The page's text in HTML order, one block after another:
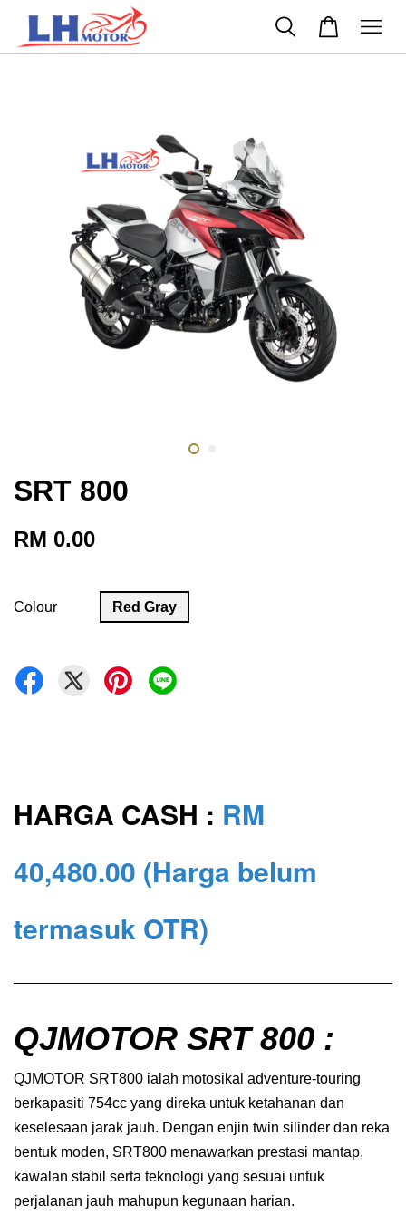
SRT 800
RM 0.00
Colour Red Gray
HARGA CASH : RM
40,480.00 (Harga belum
termasuk OTR)
QJMOTOR SRT 800 :
QJMOTOR SRT800 ialah motosikal adventure-touring
berkapasiti 754cc yang direka untuk ketahanan dan
keselesaan jarak jauh. Dengan enjin twin silinder dan reka
bentuk moden, SRT800 menawarkan prestasi mantap,
kawalan stabil serta teknologi yang sesuai untuk
perjalanan jauh mahupun kegunaan harian.